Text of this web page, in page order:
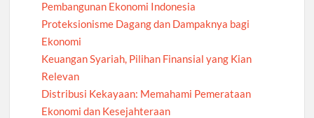
Pembangunan Ekonomi Indonesia
Proteksionisme Dagang dan Dampaknya bagi
Ekonomi
Keuangan Syariah, Pilihan Finansial yang Kian
Relevan
Distribusi Kekayaan: Memahami Pemerataan
Ekonomi dan Kesejahteraan